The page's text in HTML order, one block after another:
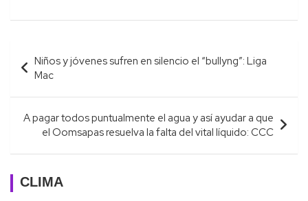
Navegación
de
entradas
Niños y jóvenes sufren en silencio el “bullyng”: Liga
Mac
A pagar todos puntualmente el agua y así ayudar a que
el Oomsapas resuelva la falta del vital líquido: CCC
CLIMA